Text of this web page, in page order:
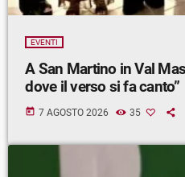
EVENTI
A San Martino in Val
dove il verso si fa canto”
today 7 AGOSTO 2026 35